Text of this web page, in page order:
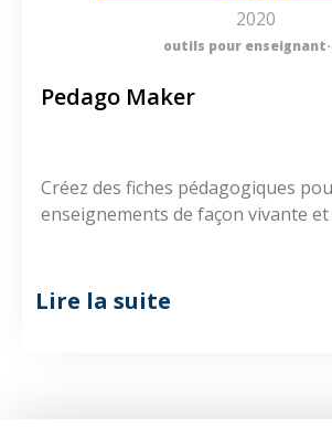
2020
outils pour
Pedago Maker
Créez des fiches pédagogiques
enseignements de façon vivante
Lire la suite